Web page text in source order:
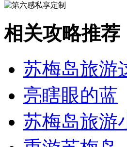
相关攻略推荐
苏梅岛旅游
亮瞎眼的蓝
苏梅岛旅游